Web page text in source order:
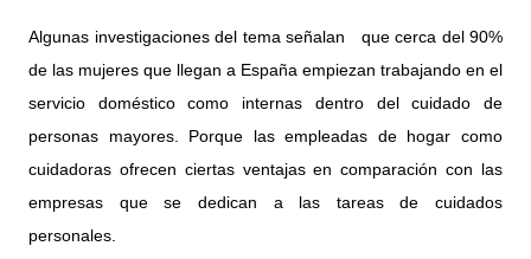
Algunas investigaciones del tema señalan que cerca del 90%
de las mujeres que llegan a España empiezan trabajando en el
servicio doméstico como internas dentro del cuidado de
personas mayores. Porque las empleadas de hogar como
cuidadoras ofrecen ciertas ventajas en comparación con las
empresas que se dedican a las tareas de cuidados
personales.